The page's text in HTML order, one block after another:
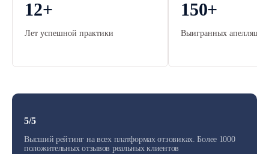
12+
Лет успешной практики
150+
Выигранных
5/5
Высший рейтинг на всех платформах отзовиках. Более 1000
положительных отзывов реальных клиентов